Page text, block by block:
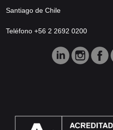
Santiago de Chile
Teléfono +56 2 2692 0200